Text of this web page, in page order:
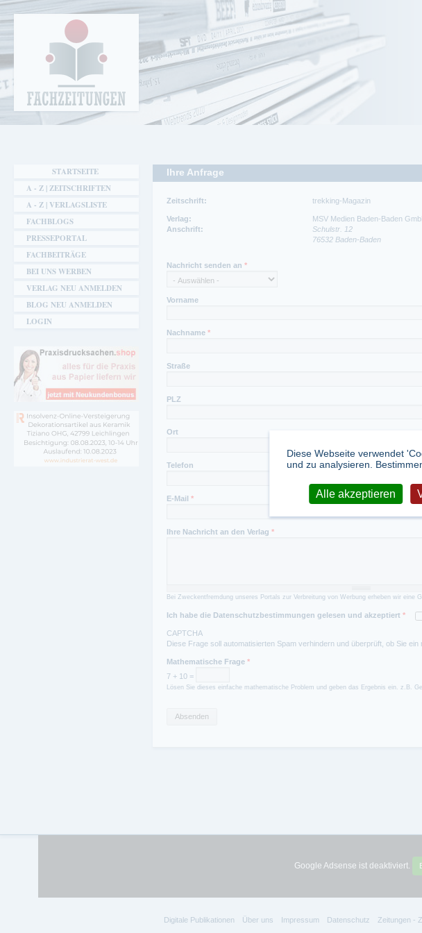
Fachzeitungen.de - Das unabhängige Portal
für Fachmagazine Fachpublikationen &
eBooks
Ihre Anfrage
Zeitschrift: trekking-Magazin
Verlag:
MSV Medien Baden-Baden
Anschrift:
Schulstr. 12
76532 Baden-Baden
Thomas Wäldele
Telefon:
Fax:
07221-9521-22
Fax:
Tobias Roch
Telefon Redaktion:
Fax Redaktion:
Nachricht senden an *
Vorname
Nachname *
Straße
PLZ
Ort
Telefon
E-Mail *
Ihre Nachricht an den Verlag *
Bei Zweckentfremdung unseres Portals zur Verbreitung von Werbung erheben wir eine
Ich habe die Datenschutzbestimmungen gelesen und akzeptiert *
CAPTCHA
Diese Frage soll automatisierten Spam verhindern und überprüft, ob Sie ein
Mathematische Frage *
7 + 10 =
Lösen Sie dieses einfache mathematische Problem und geben das Ergebnis ein. z.B.
STARTSEITE
A - Z | ZEITSCHRIFTEN
A - Z | VERLAGSLISTE
FACHBLOGS
PRESSEPORTAL
FACHBEITRÄGE
BEI UNS WERBEN
VERLAG NEU ANMELDEN
BLOG NEU ANMELDEN
LOGIN
Google Adsense ist deaktiviert.
Digitale Publikationen Über uns Impressum Datenschutz Zeitungen -
Diese Webseite verwendet
und zu analysieren.
Alle akzeptieren